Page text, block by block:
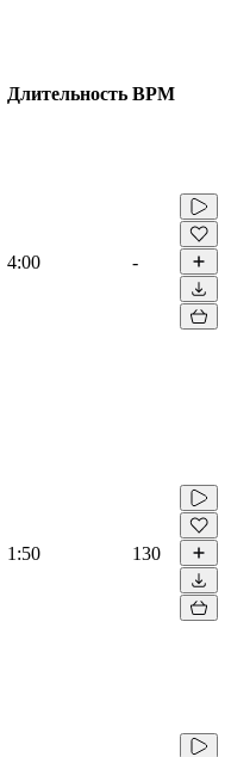
Длительность BPM
4:00 -
1:50 130